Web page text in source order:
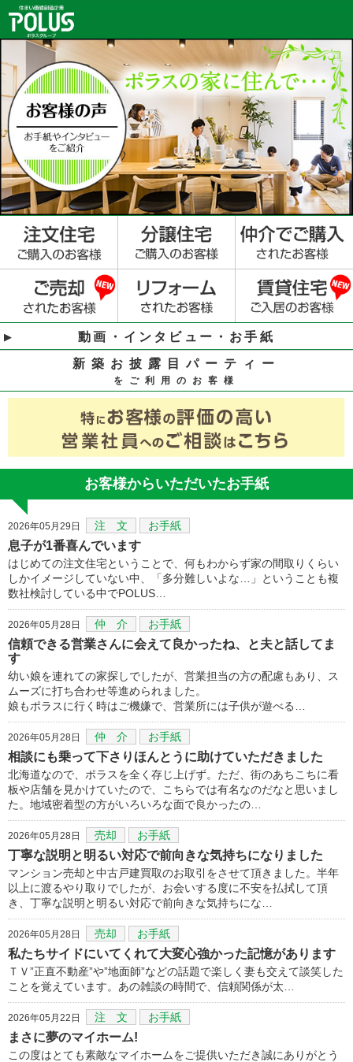
動画・インタビュー・お手紙
新築お披露目パーティー
をご利用のお客様
お客様からいただいたお手紙
2026年05月29日 注 文 お手紙
息子が1番喜んでいます
はじめての注文住宅ということで、何もわからず家の間取りくらい
しかイメージしていない中、「多分難しいよな…」ということも複
数社検討している中でPOLUS…
2026年05月28日 仲 介 お手紙
信頼できる営業さんに会えて良かったね、と夫と話してま
す
幼い娘を連れての家探しでしたが、営業担当の方の配慮もあり、ス
ムーズに打ち合わせ等進められました。
娘もポラスに行く時はご機嫌で、営業所には子供が遊べる…
2026年05月28日 仲 介 お手紙
相談にも乗って下さりほんとうに助けていただきました
北海道なので、ポラスを全く存じ上げず。ただ、街のあちこちに看
板や店舗を見かけていたので、こちらでは有名なのだなと思いまし
た。地域密着型の方がいろいろな面で良かったの…
2026年05月28日 売却 お手紙
丁寧な説明と明るい対応で前向きな気持ちになりました
マンション売却と中古戸建買取のお取引をさせて頂きました。半年
以上に渡るやり取りでしたが、お会いする度に不安を払拭して頂
き、丁寧な説明と明るい対応で前向きな気持ちにな…
2026年05月28日 売却 お手紙
私たちサイドにいてくれて大変心強かった記憶があります
ＴＶ”正直不動産”や”地面師”などの話題で楽しく妻も交えて談笑した
ことを覚えています。あの雑談の時間で、信頼関係が太…
2026年05月22日 注 文 お手紙
まさに夢のマイホーム!
この度はとても素敵なマイホームをご提供いただき誠にありがとう